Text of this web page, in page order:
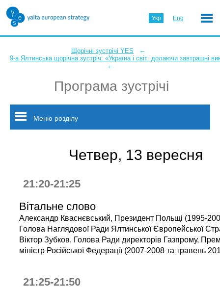
Укр Eng
Щорічні зустрічі YES ←
9-а Ялтинська щорічна зустріч: «Україна і світ: долаючи завтрашні
←
Програма зустрічі
Меню розділу
Четвер, 13 вересня
21:20-21:25
Вітальне слово
Александр Кваснєвський, Президент Польщі (1995-
Голова Наглядової Ради Ялтинської Європейської
Віктор Зубков, Голова Ради директорів Газпрому,
міністр Російської Федерації (2007-2008 та травень
21:25-21:50